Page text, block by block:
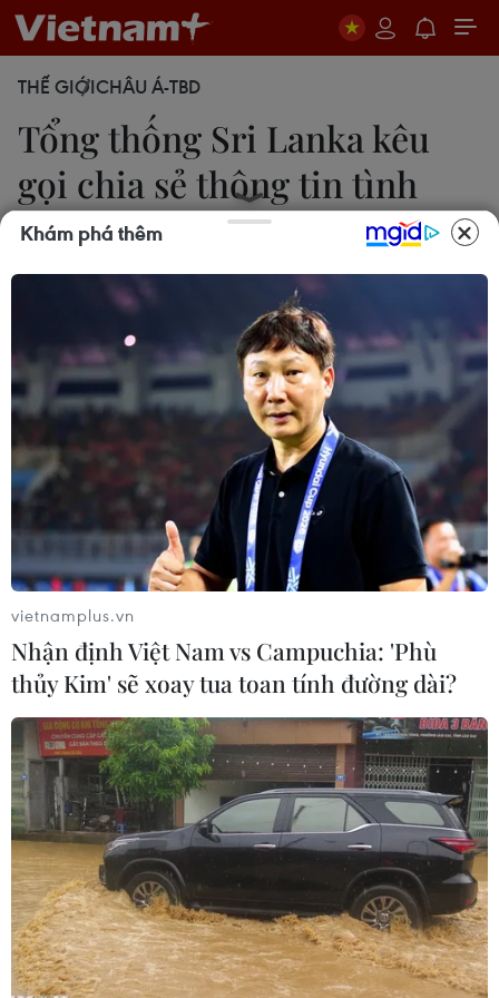
THẾ GIỚICHÂU Á-TBD
Tổng thống Sri Lanka kêu
gọi chia sẻ thông tin tình
báo
20/05/2019 12:11
Truyền thông Sri Lanka ngày 20/5 đưa tin Tổng
thống nước này, Maithripala Sirisena kêu gọi các
nước hợp tác trong việc chia sẻ thông tin tình báo
để đối phó với các mỗi đe dọa khủng bố quốc tế.
Tổng thống Sri Lanka Maithripala Sirisena (Nguồn:
en.kremlin.ru)
Truyền thông Sri Lanka ngày 20/5 đưa tin Tổng
thống nước này, Maithripala Sirisena kêu gọi
các nước hợp tác trong việc chia sẻ thông tin
tình báo để đối phó với các mỗi đe dọa khủng
Khám phá thêm
vietnamplus.vn
Nhận định Việt Nam vs Campuchia: 'Phù
thủy Kim' sẽ xoay tua toan tính đường dài?